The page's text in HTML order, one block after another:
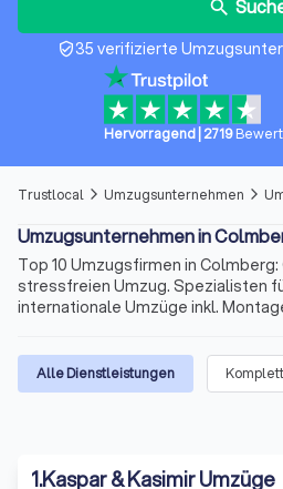
search
verified_user35 verifizierte
Hervorragend 2719
Trustlocal arrow_forward_ios Umzugsunternehmen arrow_forward_ios
Umzugsunternehmen in
Top 10 Umzugsfirmen in
stressfreien Umzug. Spezialisten
internationale Umzüge inkl.
Alle Dienstleistungen
1.Kaspar & Kasimir Umzüge